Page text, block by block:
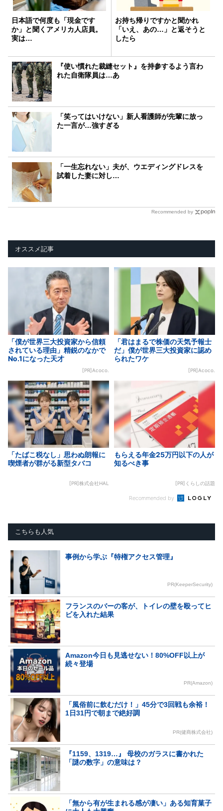
日本語で何度も「現金です
か」と聞くアメリカ人店員。
実は…
お持ち帰りですかと聞かれ
「いえ、あの…」と返そうと
したら
『使い慣れた裁縫セット』を持参するよう言わ
れた自衛隊員は…あ
「笑ってはいけない」新人看護師が先輩に放っ
た一言が…強すぎる
「一生忘れない」夫が、ウエディングドレスを
試着した妻に対し…
Recommended by
オススメ記事
「僕が世界三大投資家から信頼
されている理由」精鋭のなかで
No.1になった天才
[PR]Acoco.
「君はまるで株価の天気予報士
だ」僕が世界三大投資家に認め
られたワケ
[PR]Acoco.
「たばこ税なし」思わぬ朗報に
喫煙者が群がる新型タバコ
[PR]株式会社HAL
もらえる年金25万円以下の人が
知るべき事
[PR]くらしの話題
Recommended by
こちらも人気
事例から学ぶ『特権アクセス管理』
PR(KeeperSecurity)
フランスのバーの客が、トイレの壁を殴ってヒ
ビを入れた結果
Amazon今日も見逃せない！80%OFF以上が
続々登場
PR(Amazon)
「風俗前に飲むだけ！」45分で3回戦も余裕！
1日31円で朝まで絶好調
PR(健商株式会社)
『1159、1319…』 母校のガラスに書かれた
「謎の数字」の意味は？
「無から有が生まれる感が凄い」ある知育菓子